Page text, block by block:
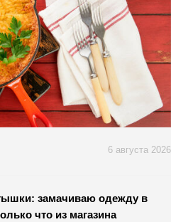
6 августа 2026
замачиваю одежду в
что из магазина